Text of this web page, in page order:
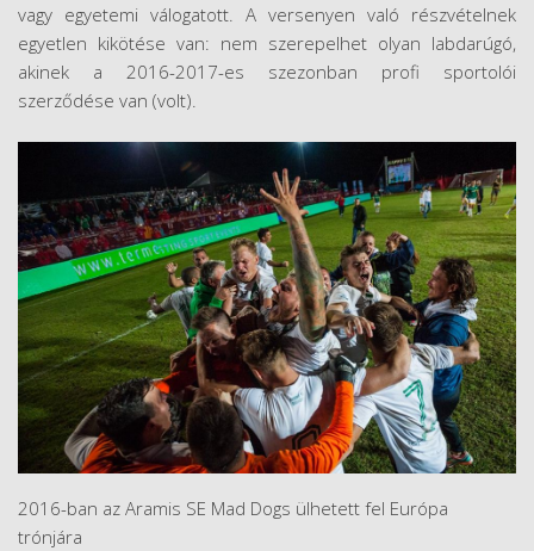
vagy egyetemi válogatott. A versenyen való részvételnek
egyetlen kikötése van: nem szerepelhet olyan labdarúgó,
akinek a 2016-2017-es szezonban profi sportolói
szerződése van (volt).
2016-ban az Aramis SE Mad Dogs ülhetett fel Európa
trónjára